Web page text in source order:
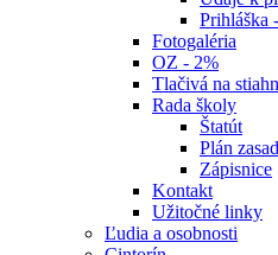
Prihláška
Fotogaléria
OZ - 2%
Tlačivá na
Rada školy
Štatút
Plán
Zápisnice
Kontakt
Užitočné linky
Ľudia a osobnosti